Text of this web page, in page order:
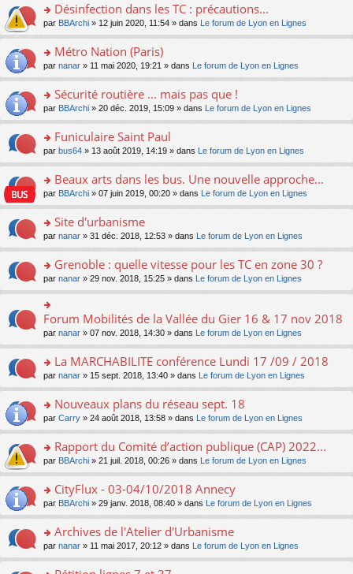
e
nt
u
s
ré
e
nt
lu
le
pl
u
s
e
nt
g
e
n
o
lu
pl
u
s
c
e
nt
e
s
a
g
e
n
n
lu
le
pl
u
c
e
nt
ult
er
le
m
e
a
g
e
n
n
le
pl
u
ré
c
e
nt
o
n
ult
er
le
m
e
a
g
e
n
n
le
pl
u
ré
c
e
nt
Désinfection dans les TC : précautions...
par BBArchi » 12 juin 2020, 11:54 » dans Le forum de Lyon en Lignes
o
n
ult
er
le
m
e
a
g
e
n
n
le
pl
u
s
ré
c
e
nt
Métro Nation (Paris)
par nanar » 11 mai 2020, 19:21 » dans Le forum de Lyon en Lignes
o
n
ult
er
le
m
e
a
g
e
n
n
le
pl
u
s
c
e
nt
Sécurité routière ... mais pas que !
par BBArchi » 20 déc. 2019, 15:09 » dans Le forum de Lyon en Lignes
o
n
ult
er
le
m
e
a
g
e
n
o
lu
pl
u
s
c
e
nt
Funiculaire Saint Paul
par bus64 » 13 août 2019, 14:19 » dans Le forum de Lyon en Lignes
o
n
ult
er
le
m
e
s
g
e
n
o
lu
pl
u
s
c
e
nt
Beaux arts dans les bus. Une nouvelle approche...
par BBArchi » 07 juin 2019, 00:20 » dans Le forum de Lyon en Lignes
o
n
ult
er
le
m
e
s
g
e
n
o
lu
pl
u
s
c
e
nt
Site d'urbanisme
par nanar » 31 déc. 2018, 12:53 » dans Le forum de Lyon en Lignes
o
n
s
ult
er
le
m
e
s
g
e
n
o
lu
pl
u
s
c
e
nt
Grenoble : quelle vitesse pour les TC en zone 30 ?
par nanar » 29 nov. 2018, 15:25 » dans Le forum de Lyon en Lignes
o
n
er
le
m
e
s
a
g
e
n
n
lu
le
pl
u
Forum Mobilités de la Vallée du Gier 16 & 17 nov 2018
par nanar » 07 nov. 2018, 14:30 » dans Le forum de Lyon en Lignes
o
n
ult
er
le
m
e
a
g
e
n
n
La MARCHABILITE conférence Lundi 17 /09 / 2018
par nanar » 15 sept. 2018, 13:40 » dans Le forum de Lyon en Lignes
o
n
ult
er
le
m
e
a
g
e
n
Nouveaux plans du réseau sept. 18
par Carry » 24 août 2018, 13:58 » dans Le forum de Lyon en Lignes
o
n
ult
er
le
m
e
Rapport du Comité d’action publique (CAP) 2022...
par BBArchi » 21 juil. 2018, 00:26 » dans Le forum de Lyon en Lignes
o
n
ult
er
le
CityFlux - 03-04/10/2018 Annecy
par BBArchi » 29 janv. 2018, 08:40 » dans Le forum de Lyon en Lignes
o
n
Archives de l'Atelier d'Urbanisme
par nanar » 11 mai 2017, 20:12 » dans Le forum de Lyon en Lignes